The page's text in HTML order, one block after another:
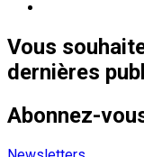
Vous
dernières
Abonnez-